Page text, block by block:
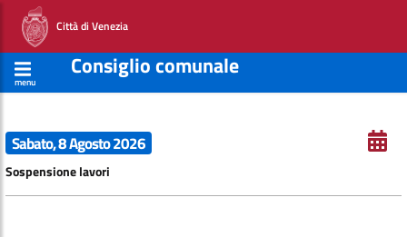
Città di Venezia
menu
Consiglio comunale
Sabato, 8 Agosto 2026
Sospensione lavori